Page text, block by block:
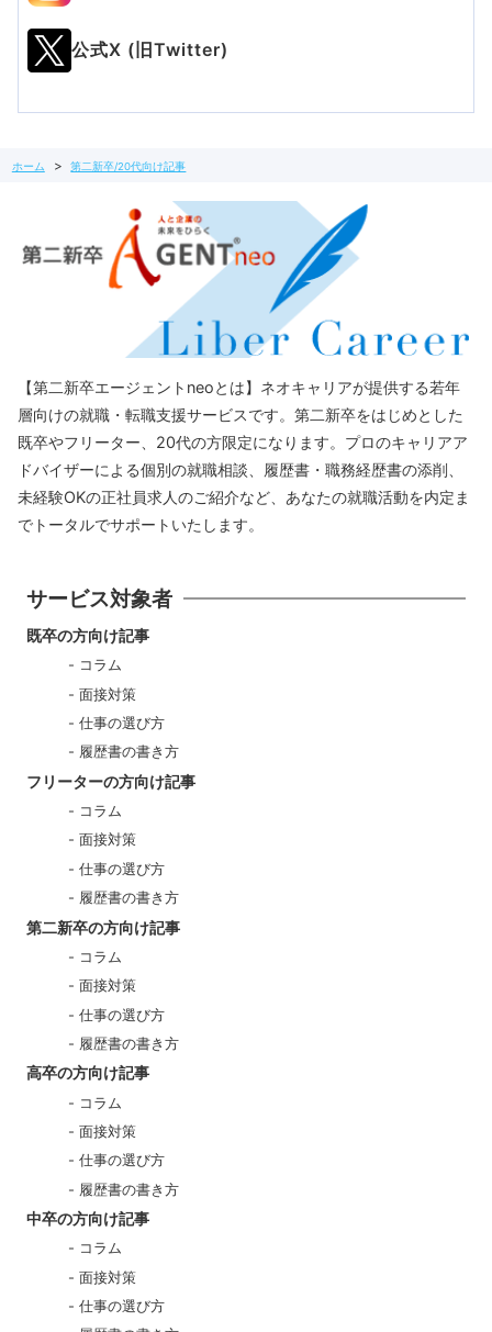
公式X (旧Twitter)
ホーム 第二新卒/20代向け記事
【第二新卒エージェントneoとは】ネオキャリアが提供する若年
層向けの就職・転職支援サービスです。第二新卒をはじめとした
既卒やフリーター、20代の方限定になります。プロのキャリアア
ドバイザーによる個別の就職相談、履歴書・職務経歴書の添削、
未経験OKの正社員求人のご紹介など、あなたの就職活動を内定ま
でトータルでサポートいたします。
サービス対象者
既卒の方向け記事
コラム
面接対策
仕事の選び方
履歴書の書き方
フリーターの方向け記事
コラム
面接対策
仕事の選び方
履歴書の書き方
第二新卒の方向け記事
コラム
面接対策
仕事の選び方
履歴書の書き方
高卒の方向け記事
コラム
面接対策
仕事の選び方
履歴書の書き方
中卒の方向け記事
コラム
面接対策
仕事の選び方